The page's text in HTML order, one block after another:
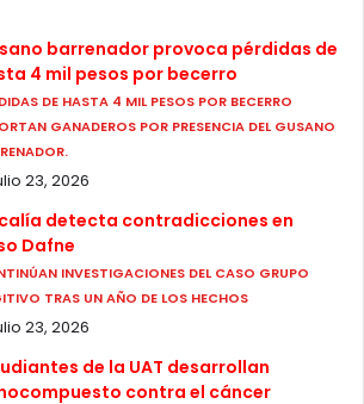
barrenador provoca pérdidas de
4 mil pesos por becerro
DE HASTA 4 MIL PESOS POR BECERRO
GANADEROS POR PRESENCIA DEL GUSANO
23, 2026
detecta contradicciones en
Dafne
INVESTIGACIONES DEL CASO GRUPO
TRAS UN AÑO DE LOS HECHOS
23, 2026
de la UAT desarrollan
contra el cáncer